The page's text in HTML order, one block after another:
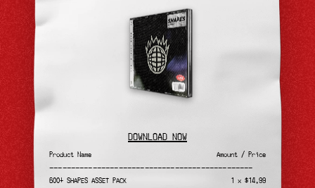
DOWNLOAD NOW
Product Name Amount / Price
———————————————————————————————————————————————
600+ SHAPES ASSET PACK 1 x $14.99